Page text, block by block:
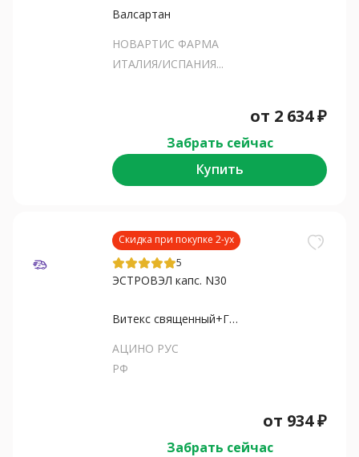
Валсартан
НОВАРТИС ФАРМА
ИТАЛИЯ/ИСПАНИЯ...
от 2 634₽
Забрать сейчас
Купить
Скидка при покупке 2-ух
5
ЭСТРОВЭЛ капс. N30
Витекс священный+Гриффон...
АЦИНО РУС
РФ
от 934₽
Забрать сейчас